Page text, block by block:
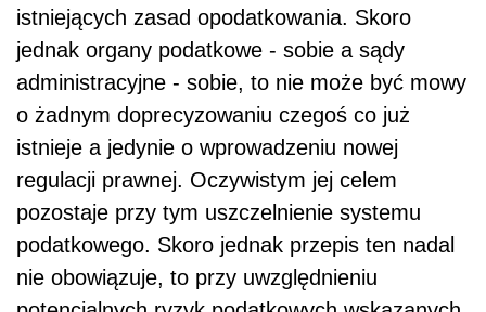
istniejących zasad opodatkowania. Skoro
jednak organy podatkowe - sobie a sądy
administracyjne - sobie, to nie może być mowy
o żadnym doprecyzowaniu czegoś co już
istnieje a jedynie o wprowadzeniu nowej
regulacji prawnej. Oczywistym jej celem
pozostaje przy tym uszczelnienie systemu
podatkowego. Skoro jednak przepis ten nadal
nie obowiązuje, to przy uwzględnieniu